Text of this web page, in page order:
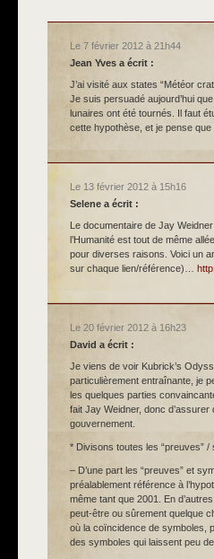
Le 7 février 2012 à 21h44
Jean Yvesa écrit :
J’ai visité aux states “Météor
Je suis persuadé aujourd’hui
lunaires ont été tournés. Il faut
cette hypothèse, et je pense
Le 13 février 2012 à 15h16
Selenea écrit :
Le documentaire de Jay
l’Humanité est tout de même
pour diverses raisons. Voici un
sur chaque lien/référence)…
Le 20 février 2012 à 16h23
David a écrit :
Je viens de voir Kubrick’s
particulièrement entraînante, je
les quelques parties
fait Jay Weidner, donc d’assurer
gouvernement.
* Divisons toutes les “preuves”
– D’une part les “preuves” et
préalablement référence à
même tant que 2001. En
peut-être ou sûrement quelque
où la coïncidence de symboles,
des symboles qui laissent peu